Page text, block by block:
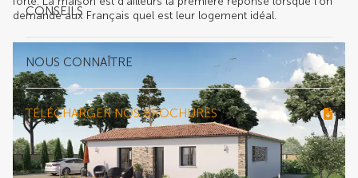
CONSEILS
NOUS CONNAÎTRE
TÉLÉCHARGER NOS BROCHURES
demande aux Français quel est leur logement idéal.